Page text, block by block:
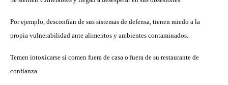
Por ejemplo, desconfían de sus sistemas de defensa, tienen miedo a la
propia vulnerabilidad ante alimentos y ambientes contaminados.
Temen intoxicarse si comen fuera de casa o fuera de su restaurante de
confianza.